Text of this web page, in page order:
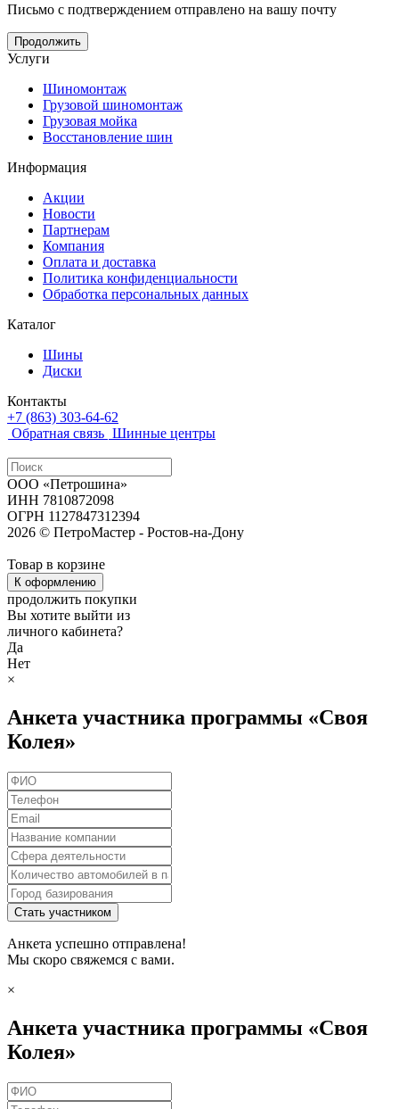
Письмо с подтверждением отправлено на вашу почту
Продолжить
Услуги
Шиномонтаж
Грузовой шиномонтаж
Грузовая мойка
Восстановление шин
Информация
Акции
Новости
Партнерам
Компания
Оплата и доставка
Политика конфиденциальности
Обработка персональных данных
Каталог
Шины
Диски
Контакты
+7 (863) 303-64-62
Обратная связь Шинные центры
ООО «Петрошина»
ИНН 7810872098
ОГРН 1127847312394
2026 © ПетроМастер - Ростов-на-Дону
Товар в корзине
К оформлению
продолжить покупки
Вы хотите выйти из
личного кабинета?
Да
Нет
×
Анкета участника программы «Своя
Колея»
Стать участником
Анкета успешно отправлена!
Мы скоро свяжемся с вами.
×
Анкета участника программы «Своя
Колея»